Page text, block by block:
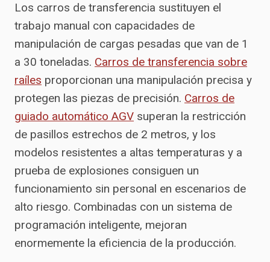
Los carros de transferencia sustituyen el
trabajo manual con capacidades de
manipulación de cargas pesadas que van de 1
a 30 toneladas. Carros de transferencia sobre
raíles proporcionan una manipulación precisa y
protegen las piezas de precisión. Carros de
guiado automático AGV superan la restricción
de pasillos estrechos de 2 metros, y los
modelos resistentes a altas temperaturas y a
prueba de explosiones consiguen un
funcionamiento sin personal en escenarios de
alto riesgo. Combinadas con un sistema de
programación inteligente, mejoran
enormemente la eficiencia de la producción.